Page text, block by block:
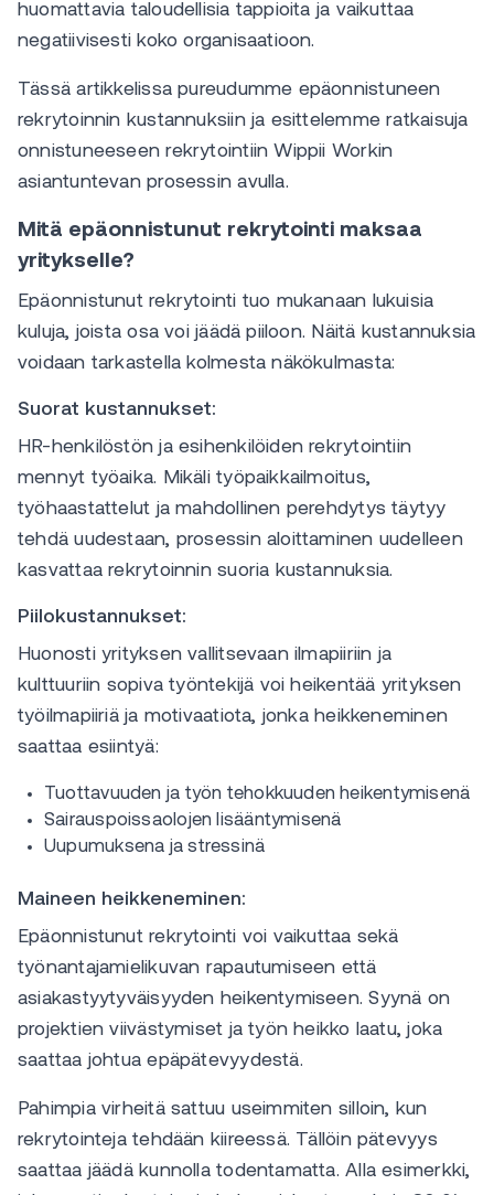
huomattavia taloudellisia tappioita ja vaikuttaa
negatiivisesti koko organisaatioon.
Tässä artikkelissa pureudumme epäonnistuneen
rekrytoinnin kustannuksiin ja esittelemme ratkaisuja
onnistuneeseen rekrytointiin Wippii Workin
asiantuntevan prosessin avulla.
Mitä epäonnistunut rekrytointi maksaa
yritykselle?
Epäonnistunut rekrytointi tuo mukanaan lukuisia
kuluja, joista osa voi jäädä piiloon. Näitä kustannuksia
voidaan tarkastella kolmesta näkökulmasta:
Suorat kustannukset:
HR-henkilöstön ja esihenkilöiden rekrytointiin
mennyt työaika. Mikäli työpaikkailmoitus,
työhaastattelut ja mahdollinen perehdytys täytyy
tehdä uudestaan, prosessin aloittaminen uudelleen
kasvattaa rekrytoinnin suoria kustannuksia.
Piilokustannukset:
Huonosti yrityksen vallitsevaan ilmapiiriin ja
kulttuuriin sopiva työntekijä voi heikentää yrityksen
työilmapiiriä ja motivaatiota, jonka heikkeneminen
saattaa esiintyä:
Tuottavuuden ja työn tehokkuuden heikentymisenä
Sairauspoissaolojen lisääntymisenä
Uupumuksena ja stressinä
Maineen heikkeneminen:
Epäonnistunut rekrytointi voi vaikuttaa sekä
työnantajamielikuvan rapautumiseen että
asiakastyytyväisyyden heikentymiseen. Syynä on
projektien viivästymiset ja työn heikko laatu, joka
saattaa johtua epäpätevyydestä.
Pahimpia virheitä sattuu useimmiten silloin, kun
rekrytointeja tehdään kiireessä. Tällöin pätevyys
saattaa jäädä kunnolla todentamatta. Alla esimerkki,